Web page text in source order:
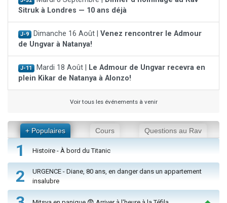
Sitruk à Londres — 10 ans déjà
J-9 Dimanche 16 Août | Venez rencontrer le Admour
de Ungvar à Natanya!
J-11 Mardi 18 Août |
Le Admour de Ungvar recevra en
plein Kikar de Natanya à Alonzo!
Voir tous les événements à venir
+ Populaires Cours Questions au Rav
1 Histoire - À bord du Titanic
2
URGENCE - Diane, 80 ans, en danger dans un appartement
insalubre